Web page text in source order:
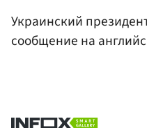
Украинский
сообщение на